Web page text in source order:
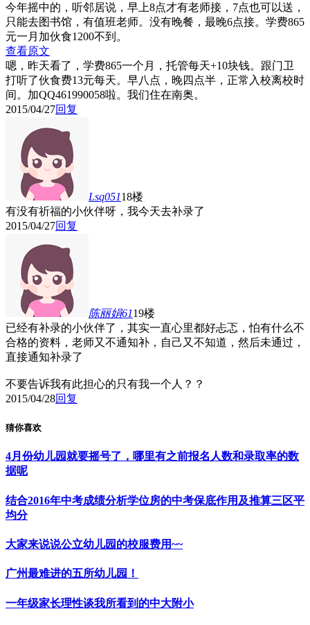
今年摇中的，听邻居说，早上8点才有老师接，7点也可以送，
只能去图书馆，有值班老师。没有晚餐，最晚6点接。学费865
元一月加伙食1200不到。
查看原文
嗯，昨天看了，学费865一个月，托管每天+10块钱。跟门卫
打听了伙食费13元每天。早八点，晚四点半，正常入校离校时
间。加QQ461990058啦。我们住在南奥。
2015/04/27回复
Lsq05118楼
有没有祈福的小伙伴呀，我今天去补录了
2015/04/27回复
陈丽娟6119楼
已经有补录的小伙伴了，其实一直心里都好忐忑，怕有什么不
合格的资料，老师又不通知补，自己又不知道，然后未通过，
直接通知补录了
不要告诉我有此担心的只有我一个人？？
2015/04/28回复
猜你喜欢
4月份幼儿园就要摇号了，哪里有之前报名人数和录取率的数
据呢
结合2016年中考成绩分析学位房的中考保底作用及推算三区平
均分
大家来说说公立幼儿园的校服费用~~
广州最难进的五所幼儿园！
一年级家长理性谈我所看到的中大附小